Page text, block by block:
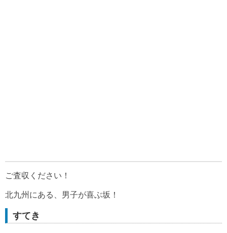
ご査収ください！
北九州にある、男子が喜ぶ坂！
すてき